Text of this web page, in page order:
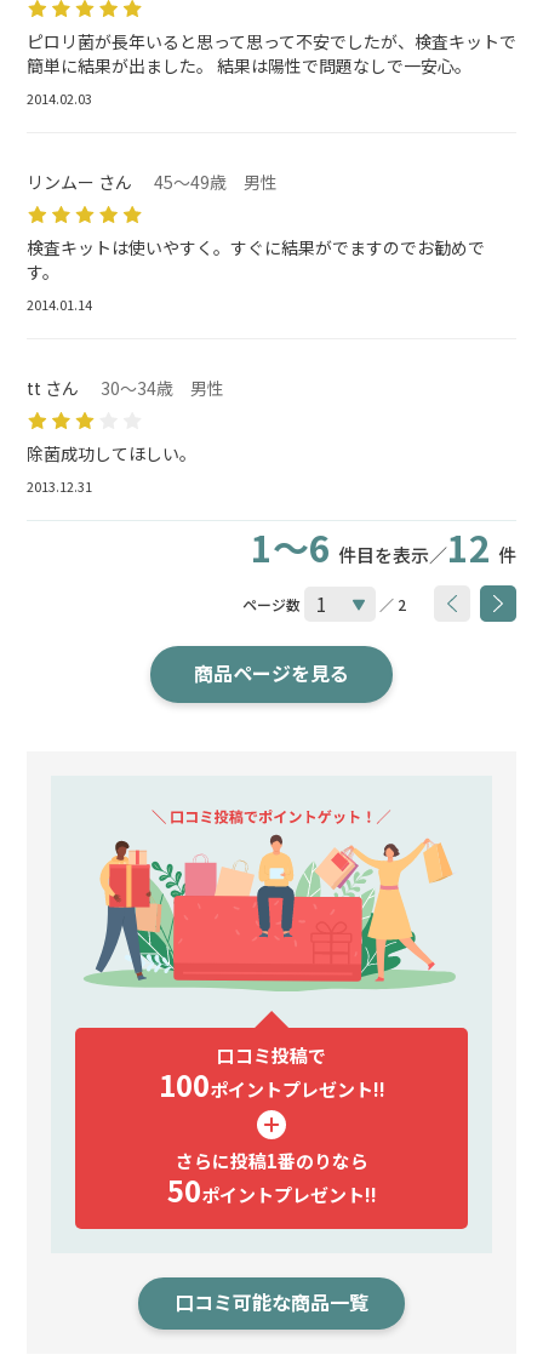
ピロリ菌が長年いると思って思って不安でしたが、検査キットで
簡単に結果が出ました。 結果は陽性で問題なしで一安心。
2014.02.03
リンムー さん 45～49歳 男性
検査キットは使いやすく。すぐに結果がでますのでお勧めで
す。
2014.01.14
tt さん 30～34歳 男性
除菌成功してほしい。
2013.12.31
1～6 件目を表示／12 件
ページ数 ／ 2
商品ページを見る
口コミ投稿で
100ポイントプレゼント!!
さらに投稿1番のりなら
50ポイントプレゼント!!
口コミ可能な商品一覧